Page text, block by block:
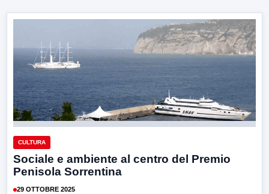
CULTURA
Sociale e ambiente al centro del Premio
Penisola Sorrentina
29 OTTOBRE 2025